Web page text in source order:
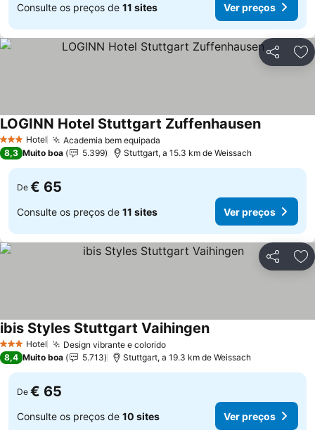
Consulte os preços de 11 sites Ver preços
Partilhar
3 EstrelasHotel Academia bem equipada
LOGINN Hotel Stuttgart Zuffenhausen
8,3 Muito boa 5.399 Stuttgart, a 15.3 km de Weissach
De € 65
Consulte os preços de 11 sites Ver preços
Partilhar
3 EstrelasHotel Design vibrante e colorido
ibis Styles Stuttgart Vaihingen
8,4 Muito boa 5.713 Stuttgart, a 19.3 km de Weissach
De € 65
Consulte os preços de 10 sites Ver preços